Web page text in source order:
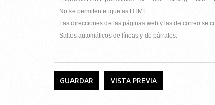
No se permiten etiquetas HTML.
Las direcciones de las páginas web y las de correo se
Saltos automáticos de líneas y de párrafos.